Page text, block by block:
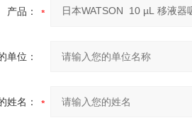
产品：
单位：
姓名：